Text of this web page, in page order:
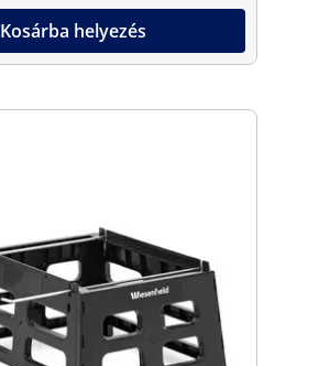
Kosárba helyezés